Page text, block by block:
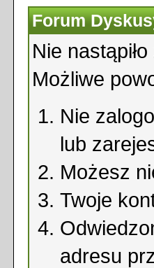
Forum
Nie
Możliwe
Nie
lub
Możesz
Twoje
adresu